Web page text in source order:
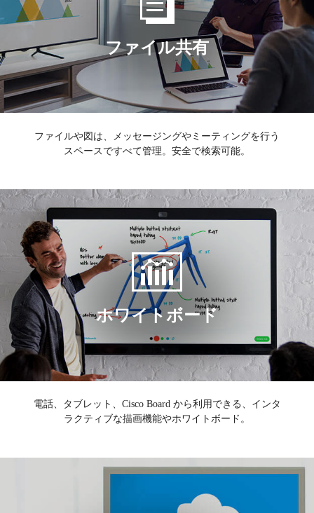
ファイル共有
ファイルや図は、メッセージングやミーティングを行う
スペースですべて管理。安全で検索可能。
ホワイトボード
電話、タブレット、Cisco Board から利用できる、インタ
ラクティブな描画機能やホワイトボード。